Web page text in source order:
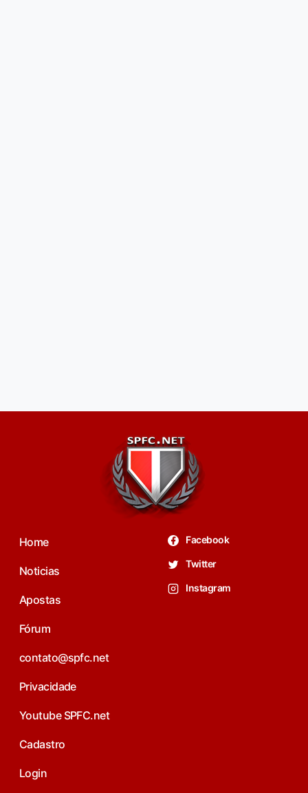
Home
Noticias
Apostas
Fórum
contato@spfc.net
Privacidade
Youtube SPFC.net
Cadastro
Login
Facebook
Twitter
Instagram